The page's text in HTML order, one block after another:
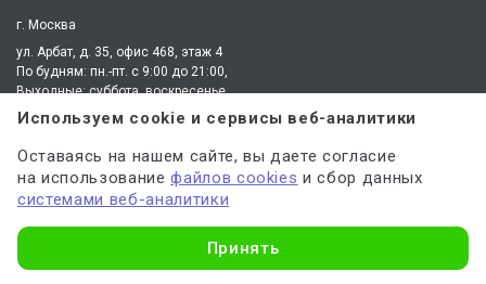
Партнер по процессингу электронных платежей
г. Москва
ул. Арбат, д. 35, офис 468, этаж 4
По будням: пн.-пт. c 9:00 до 21:00,
Выходные: суббота, воскресенье
client@work5.ru
Используем cookie и сервисы веб-аналитики
Оставаясь на нашем сайте, вы даете согласие
на использованиефайлов cookies и сбор данных
системами веб-аналитики
Принять